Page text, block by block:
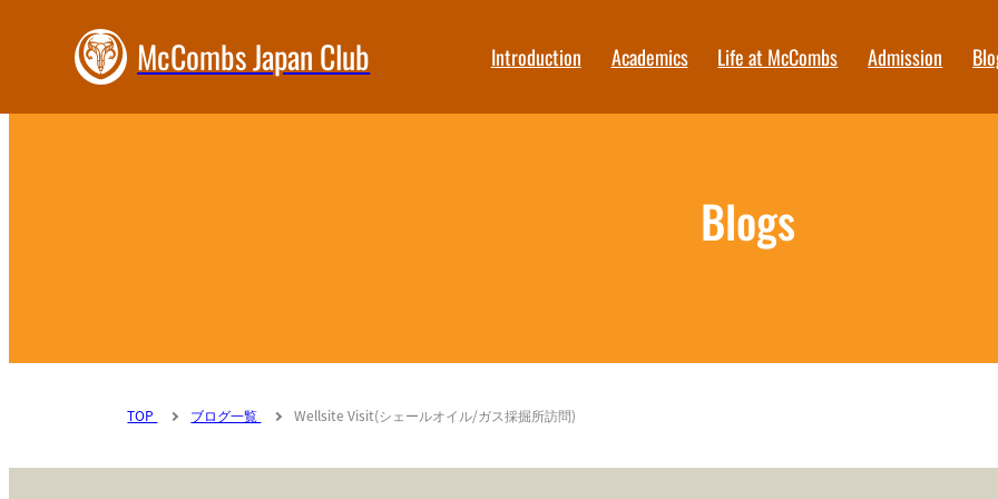
McCombs Japan Club Introduction Academics Life at McCombs Admission
Blogs
TOP ブログ一覧 Wellsite Visit(シェールオイル/ガス採掘所訪問)